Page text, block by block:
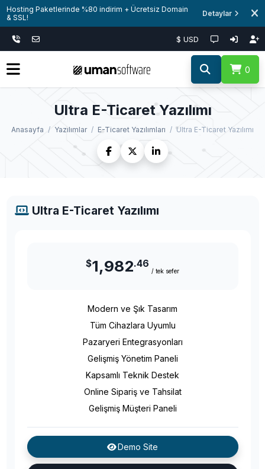
Hosting Paketlerinde %80 indirim + Ücretsiz Domain
& SSL!
Detaylar
$ USD
0
Ultra E-Ticaret Yazılımı
Anasayfa Yazılımlar E-Ticaret Yazılımları Ultra E-Ticaret Yazılımı
Ultra E-Ticaret Yazılımı
$1,982.46
/ tek sefer
Modern ve Şık Tasarım
Tüm Cihazlara Uyumlu
Pazaryeri Entegrasyonları
Gelişmiş Yönetim Paneli
Kapsamlı Teknik Destek
Online Sipariş ve Tahsilat
Gelişmiş Müşteri Paneli
Demo Site